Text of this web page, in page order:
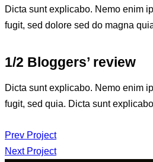
Dicta sunt explicabo. Nemo enim
fugit, sed dolore sed do magna
1/2 Bloggers’ review
Dicta sunt explicabo. Nemo enim
fugit, sed quia. Dicta sunt
Post
Prev Project
Next Project